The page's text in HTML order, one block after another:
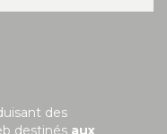
des
destinés aux